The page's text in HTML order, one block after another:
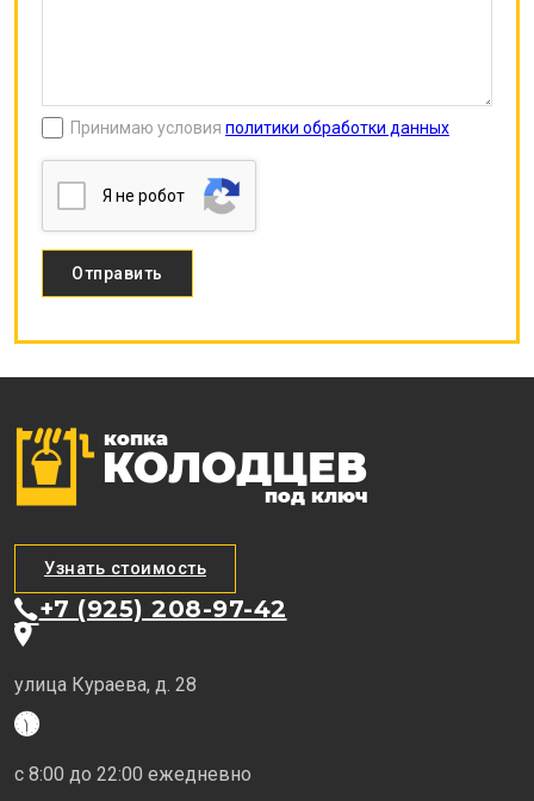
Принимаю условия политики обработки данных
Я нe poбoт
Узнать стоимость
+7 (925) 208-97-42
улица Кураева, д. 28
с 8:00 до 22:00 ежедневно